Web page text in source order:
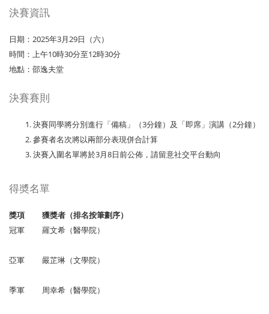
決賽資訊
日期：2025年3月29日（六）
時間：上午10時30分至12時30分
地點：邵逸夫堂
決賽賽則
決賽同學將分別進行「備稿」（3分鐘）及「即席」演講（2分鐘）
參賽者名次將以兩部分表現併合計算
決賽入圍名單將於3月8日前公佈，請留意社交平台動向
得奬名單
獎項
獲獎者（排名按筆劃序）
冠軍
羅文希（醫學院）
亞軍 嚴芷琳（文學院）
季軍 周幸希（醫學院）